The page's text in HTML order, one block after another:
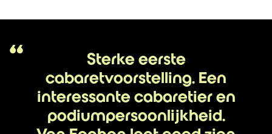
Sterke eerste
cabaretvoorstelling. Een
interessante cabaretier en
podiumpersoonlijkheid.